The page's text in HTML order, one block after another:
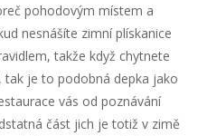
pohodovým místem a
nesnášíte zimní plískanice
takže když chytnete
tak je to podobná depka jako
vás od poznávání
část jich je totiž v zimě